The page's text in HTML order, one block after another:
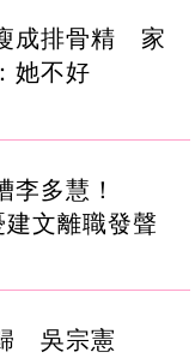
成排骨精 家
她不好
李多慧！
文離職發聲
吳宗憲